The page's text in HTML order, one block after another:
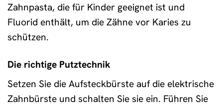
Zahnpasta, die für Kinder geeignet ist und
Fluorid enthält, um die Zähne vor Karies zu
schützen.
Die richtige Putztechnik
Setzen Sie die Aufsteckbürste auf die elektrische
Zahnbürste und schalten Sie sie ein. Führen Sie